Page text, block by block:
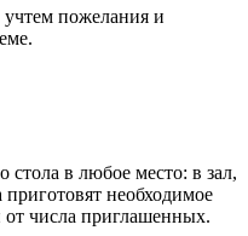
пожелания и
в любое место: в зал,
необходимое
от числа приглашенных.